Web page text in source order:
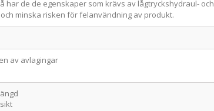
de de egenskaper som krävs av lågtryckshydraul- och
minska risken för felanvändning av produkt.
av avlagingar